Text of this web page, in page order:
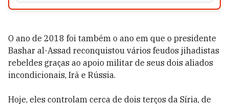
O ano de 2018 foi também o ano em que o presidente
Bashar al-Assad reconquistou vários feudos jihadistas
rebeldes graças ao apoio militar de seus dois aliados
incondicionais, Irã e Rússia.
Hoje, eles controlam cerca de dois terços da Síria, de